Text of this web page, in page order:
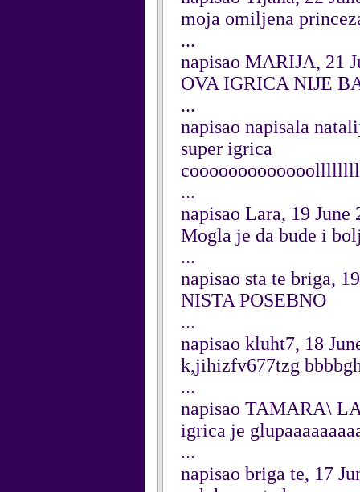
moja omiljena
...
napisao MARIJA, 21
OVA IGRICA NIJE
...
napisao napisala
super igrica
...
napisao Lara, 19 June
Mogla je da bude i
...
napisao sta te briga,
NISTA POSEBNO
...
napisao kluht7, 18
k,jihizfv677tzg
...
napisao TAMARA\
igrica je
...
napisao briga te, 17